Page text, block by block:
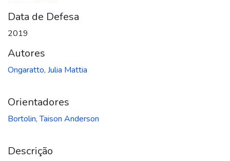
Data de Defesa
2019
Autores
Ongaratto, Julia Mattia
Orientadores
Bortolin, Taison Anderson
Descrição